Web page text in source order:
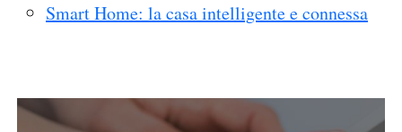
Smart Home: la casa intelligente e connessa